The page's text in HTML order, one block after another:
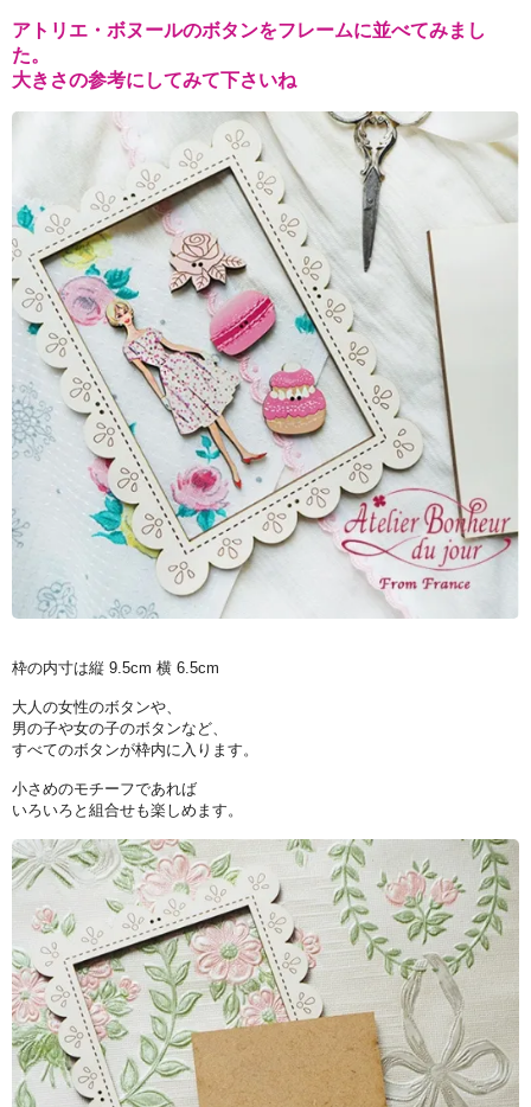
アトリエ・ボヌールのボタンをフレームに並べてみまし
た。
大きさの参考にしてみて下さいね
枠の内寸は縦 9.5cm 横 6.5cm
大人の女性のボタンや、
男の子や女の子のボタンなど、
すべてのボタンが枠内に入ります。
小さめのモチーフであれば
いろいろと組合せも楽しめます。